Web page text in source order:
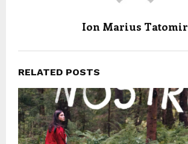
Ion Marius Tatomir
RELATED POSTS